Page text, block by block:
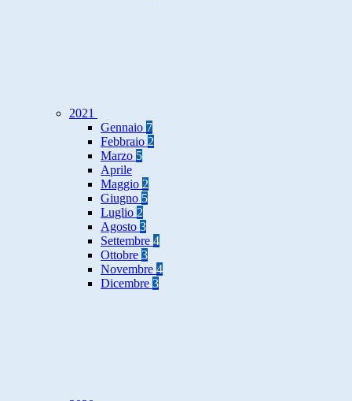
2021
Gennaio 7
Febbraio 2
Marzo 5
Aprile
Maggio 2
Giugno 5
Luglio 2
Agosto 3
Settembre 4
Ottobre 3
Novembre 4
Dicembre 3